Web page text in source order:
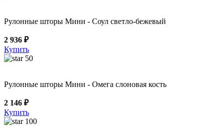
Рулонные шторы Мини - Соул светло-бежевый
2 936 ₽
Купить
50
Рулонные шторы Мини - Омега слоновая кость
2 146 ₽
Купить
100